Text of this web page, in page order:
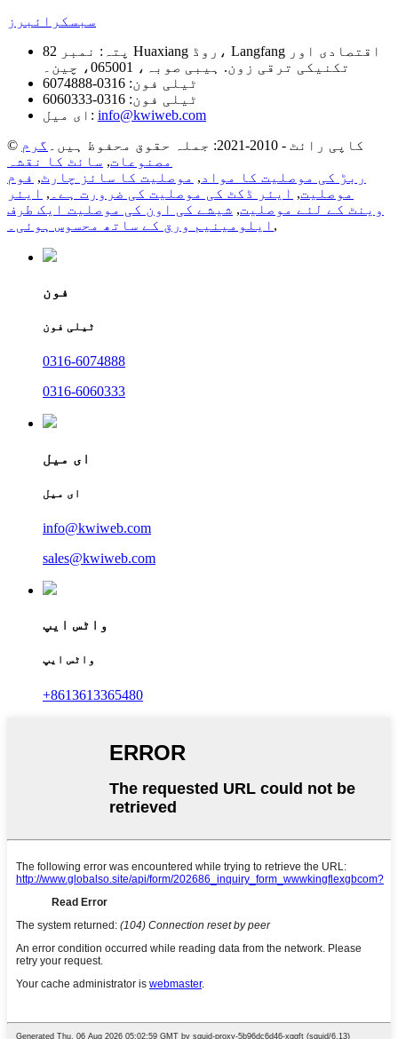
سبسکرائبرز
پتہ:
نمبر 82 Huaxiang روڈ، Langfang اقتصادی اور
تکنیکی ترقی زون. ہیبی صوبہ، 065001، چین۔
ٹیلی فون: 0316-6074888
ٹیلی فون: 0316-6060333
ای میل: info@kwiweb.com
© کاپی رائٹ - 2010-2021: جملہ حقوق محفوظ ہیں۔
گرم
مصنوعات, سائٹ کا نقشہ
ربڑ کی موصلیت کا مواد , موصلیت کا سائز چارٹ, فوم
موصلیت, ایئر ڈکٹ کی موصلیت کی ضرورت ہے۔ , ایئر
وینٹ کے لئے موصلیت, شیشے کی اون کی موصلیت ایک طرف
ایلومینیم ورق کے ساتھ محسوس ہوئی۔ ,
فون
ٹیلی فون
0316-6074888
0316-6060333
ای میل
ای میل
info@kwiweb.com
sales@kwiweb.com
واٹس ایپ
واٹس ایپ
+8613613365480